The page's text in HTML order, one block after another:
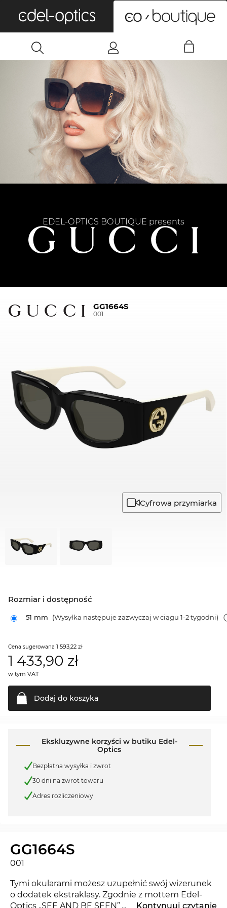
EDEL-OPTICS BOUTIQUE presents
GG1664S
001
Cyfrowa przymiarka
Rozmiar i dostępność
51 mm (Wysyłka następuje zazwyczaj w ciągu 1-2 tygodni)
Cena sugerowana 1 593,22 zł
1 433,90 zł
w tym VAT
Dodaj do koszyka
Ekskluzywne korzyści w butiku Edel-
Optics
Bezpłatna wysyłka i zwrot
30 dni na zwrot towaru
Adres rozliczeniowy
GG1664S
001
Tymi okularami możesz uzupełnić swój wizerunek
o dodatek ekstraklasy. Zgodnie z mottem Edel-
Optics „SEE AND BE SEEN” będziesz błyszczeć jak
... Kontynuuj czytanie